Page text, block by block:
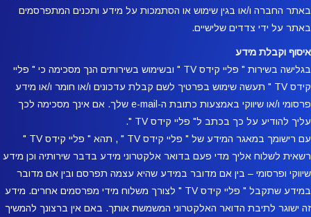
באתר החברה ו/או בגין שימוש או הסתמכות על מידע ותכנים המתפרסמים
באתר על ידי צדדים שלישיים.
איסוף וקבלת מידע
בגלישה בשירות " פליי קידס TV " ובשימוש בשירותים הנך מסכימה כי " פליי
קידס TV " תעשה שימוש בפרטיך לשם קבלת עדכונים ו/או חומר ו/או מידע
פרסומי ו/או שיווקי באמצעות כתובת ה-e-mail שלך. אם אינך מסכימה לכך
עליך להודיע על כך בכתב ל" פליי קידס TV ".
עם רישומך במאגר המידע של " פליי קידס TV " , תהא " פליי קידס TV "
רשאית לשלוח אליך מדי פעם בדואר אלקטרוני מידע בדבר שירותיה וכן מידע
שיווקי ופרסומי – בין אם מדובר במידע שהיא עצמה תפרסם ובין אם מדובר
במידע שתקבל " פליי קידס TV " לצורך משלוח מידי מפרסמים אחרים. מידע
זה ישוגר לתיבת הדואר האלקטרוני המשמשת אותך. באם אין ברצונך להמשיך